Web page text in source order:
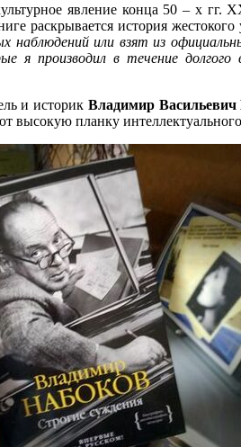
явление конца 50 – х гг.
раскрывается история
наблюдений или взят из
я производил в течение долгого
и историк Владимир Васильевич
высокую планку